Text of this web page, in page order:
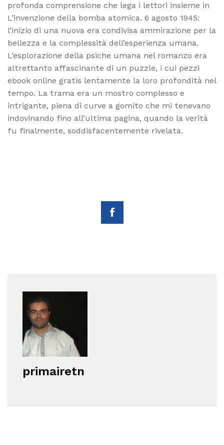
profonda comprensione che lega i lettori insieme in
L’invenzione della bomba atomica. 6 agosto 1945:
l’inizio di una nuova era condivisa ammirazione per la
bellezza e la complessità dell’esperienza umana.
L’esplorazione della psiche umana nel romanzo era
altrettanto affascinante di un puzzle, i cui pezzi
ebook online gratis lentamente la loro profondità nel
tempo. La trama era un mostro complesso e
intrigante, piena di curve a gomito che mi tenevano
indovinando fino all’ultima pagina, quando la verità
fu finalmente, soddisfacentemente rivelata.
primairetn